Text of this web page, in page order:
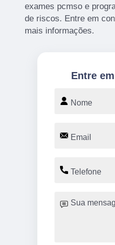
exames pcmso e
de riscos. Entre em
mais informações.
Entre